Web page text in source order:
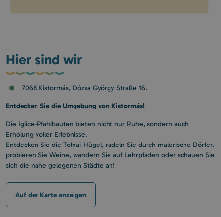
Hier sind wir
7068 Kistormás, Dózsa György Straße 16.
Entdecken Sie die Umgebung von Kistormás!
Die Iglice-Pfahlbauten bieten nicht nur Ruhe, sondern auch
Erholung voller Erlebnisse.
Entdecken Sie die Tolnai-Hügel, radeln Sie durch malerische Dörfer,
probieren Sie Weine, wandern Sie auf Lehrpfaden oder schauen Sie
sich die nahe gelegenen Städte an!
Auf der Karte anzeigen